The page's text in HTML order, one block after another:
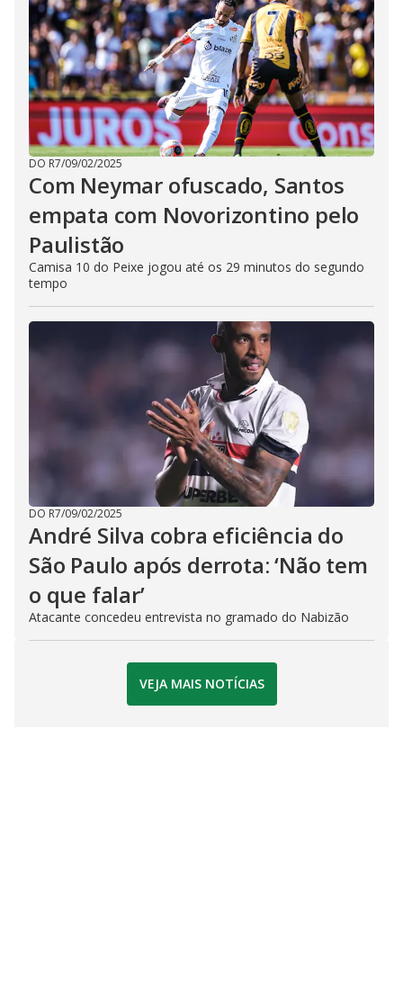
DO R7/09/02/2025
Com Neymar ofuscado, Santos
empata com Novorizontino pelo
Paulistão
Camisa 10 do Peixe jogou até os 29 minutos do segundo
tempo
DO R7/09/02/2025
André Silva cobra eficiência do
São Paulo após derrota: ‘Não tem
o que falar’
Atacante concedeu entrevista no gramado do Nabizão
VEJA MAIS NOTÍCIAS